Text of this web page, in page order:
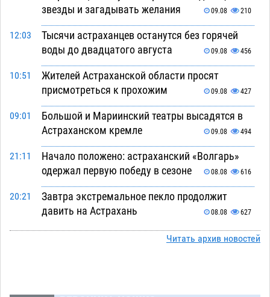
звезды и загадывать желания
09.08 210
12:03
Тысячи астраханцев останутся без горячей
воды до двадцатого августа
09.08 456
10:51
Жителей Астраханской области просят
присмотреться к прохожим
09.08 427
09:01
Большой и Мариинский театры высадятся в
Астраханском кремле
09.08 494
21:11
Начало положено: астраханский «Волгарь»
одержал первую победу в сезоне
08.08 616
20:21
Завтра экстремальное пекло продолжит
давить на Астрахань
08.08 627
В Астраханских больницах открываются
крупной партии прегабалина
08.08 586
Читать архив новостей